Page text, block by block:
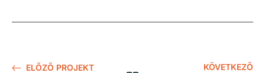
ELŐZŐ PROJEKT
KÖVETKEZŐ